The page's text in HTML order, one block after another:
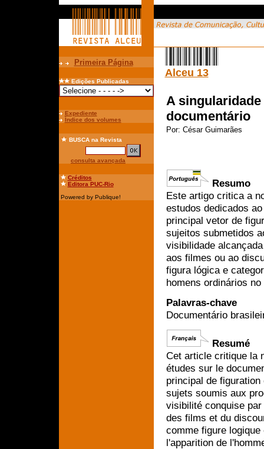
Primeira Página
Edições Publicadas
Expediente
Índice dos volumes
BUSCAna Revista
consulta avançada
Créditos
Editora PUC-Rio
Powered by Publique!
Alceu 13
A
documentário
Por: César Guimarães
Resumo
Este artigo critica a
estudos dedicados
principal vetor de
sujeitos submetidos
visibilidade
aos filmes ou ao
figura lógica e
homens ordinários
Palavras-chave
Documentário
Resumé
Cet article critique la
études sur le
principal de
sujets soumis aux
visibilité conquise
des films et du
comme figure
l'apparition de